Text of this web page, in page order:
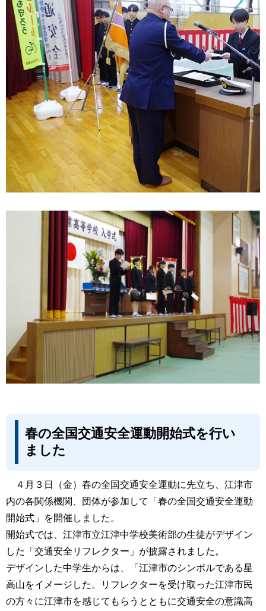
春の全国交通安全運動開始式を行い
ました
４月３日（金）春の全国交通安全運動に先立ち、江津市
内の各関係機関、団体が参加して「春の全国交通安全運動
開始式」を開催しました。
開始式では、江津市立江津中学校美術部の生徒がデザイン
した「交通安全リフレクター」が披露されました。
デザインした中学生からは、「江津市のシンボルである星
高山をイメージした。リフレクターを受け取った江津市民
の方々に江津市を感じてもらうとともに交通安全の意識高